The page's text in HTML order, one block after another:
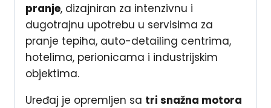
pranje, dizajniran za intenzivnu i
dugotrajnu upotrebu u servisima za
pranje tepiha, auto-detailing centrima,
hotelima, perionicama i industrijskim
objektima.
Uređaj je opremljen sa tri snažna motora